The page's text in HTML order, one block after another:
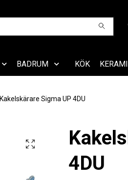
BADRUM KÖK
Kakelskärare Sigma UP 4DU
4DU